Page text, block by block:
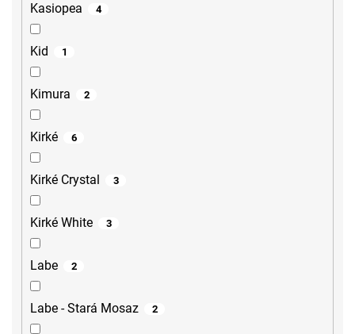
Kasiopea 4
Kid 1
Kimura 2
Kirké 6
Kirké Crystal 3
Kirké White 3
Labe 2
Labe - Stará Mosaz 2